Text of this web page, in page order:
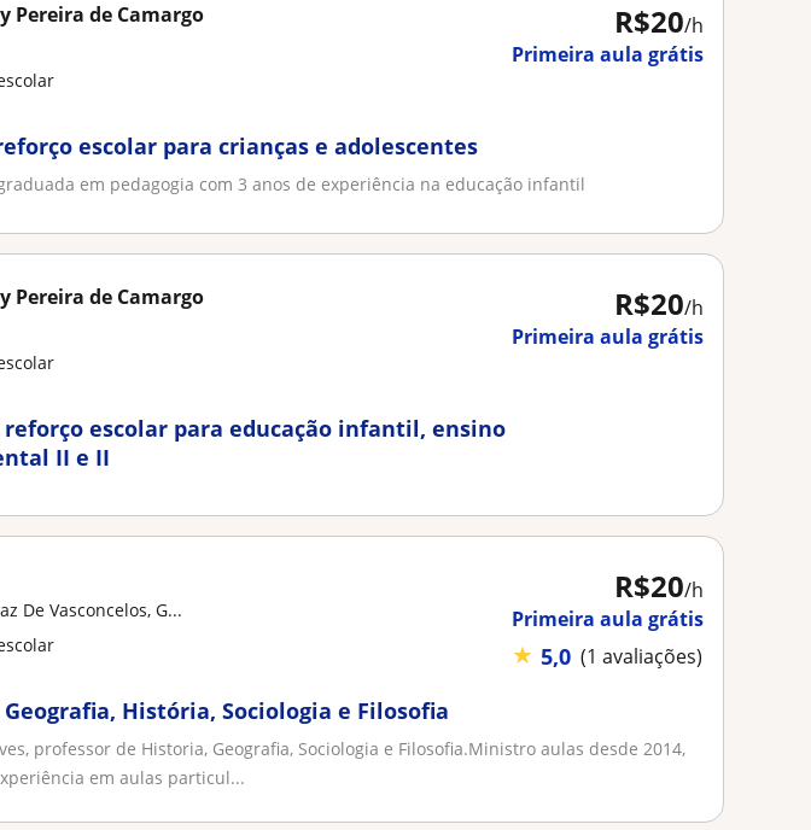
R$20/h
Primeira aula grátis
Pereira de Camargo
escolar para crianças e adolescentes
em pedagogia com 3 anos de experiência na educação infantil
R$20/h
Primeira aula grátis
Pereira de Camargo
reforço escolar para educação infantil, ensino
II e II
R$20/h
Primeira aula grátis
★ 5,0 (1 avaliações)
De Vasconcelos, G...
História, Sociologia e Filosofia
professor de Historia, Geografia, Sociologia e Filosofia.Ministro aulas desde 2014,
em aulas particul...